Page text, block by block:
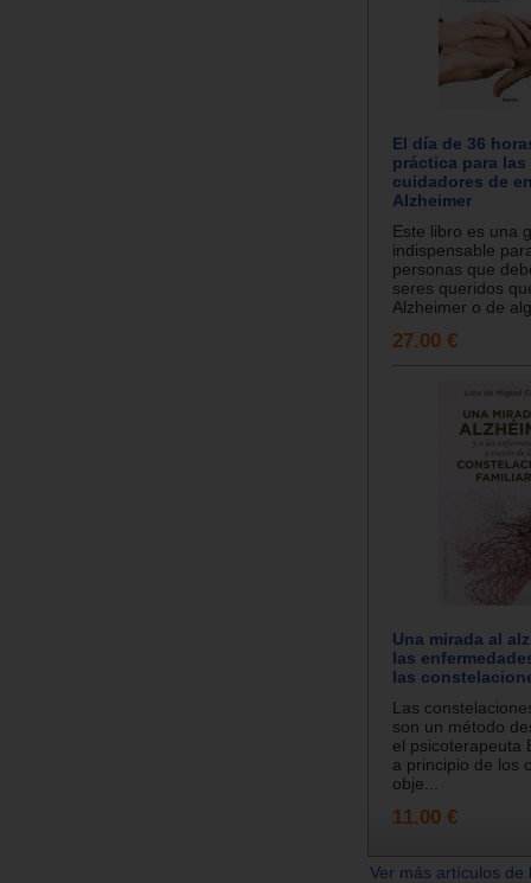
El día de 36
práctica para
cuidadores de
Alzheimer
Este libro es una
indispensable
personas que
seres queridos
Alzheimer o de
27.00 €
Una mirada al
las
las
Las
son un método
el psicoterapeuta
a principio de los
obje...
11.00 €
Ver más artículos